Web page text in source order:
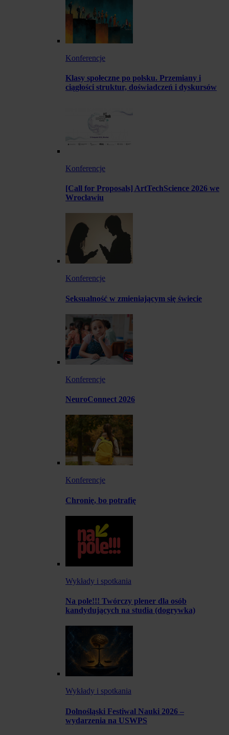
Konferencje
Klasy społeczne po polsku. Przemiany i
ciągłości struktur, doświadczeń i dyskursów
Konferencje
[Call for Proposals] ArtTechScience 2026 we
Wrocławiu
Konferencje
Seksualność w zmieniającym się świecie
Konferencje
NeuroConnect 2026
Konferencje
Chronię, bo potrafię
Wykłady i spotkania
Na pole!!! Twórczy plener dla osób
kandydujących na studia (dogrywka)
Wykłady i spotkania
Dolnośląski Festiwal Nauki 2026 –
wydarzenia na USWPS